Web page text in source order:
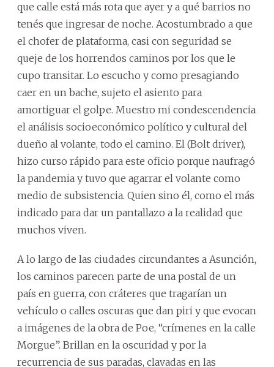
que calle está más rota que ayer y a qué barrios no
tenés que ingresar de noche. Acostumbrado a que
el chofer de plataforma, casi con seguridad se
queje de los horrendos caminos por los que le
cupo transitar. Lo escucho y como presagiando
caer en un bache, sujeto el asiento para
amortiguar el golpe. Muestro mi condescendencia
el análisis socioeconómico político y cultural del
dueño al volante, todo el camino. El (Bolt driver),
hizo curso rápido para este oficio porque naufragó
la pandemia y tuvo que agarrar el volante como
medio de subsistencia. Quien sino él, como el más
indicado para dar un pantallazo a la realidad que
muchos viven.
A lo largo de las ciudades circundantes a Asunción,
los caminos parecen parte de una postal de un
país en guerra, con cráteres que tragarían un
vehículo o calles oscuras que dan piri y que evocan
a imágenes de la obra de Poe, “crímenes en la calle
Morgue”. Brillan en la oscuridad y por la
recurrencia de sus paradas, clavadas en las